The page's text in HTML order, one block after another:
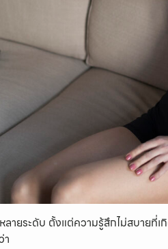
ายระดับ ตั้งแต่ความรู้สึกไม่สบายที่
า